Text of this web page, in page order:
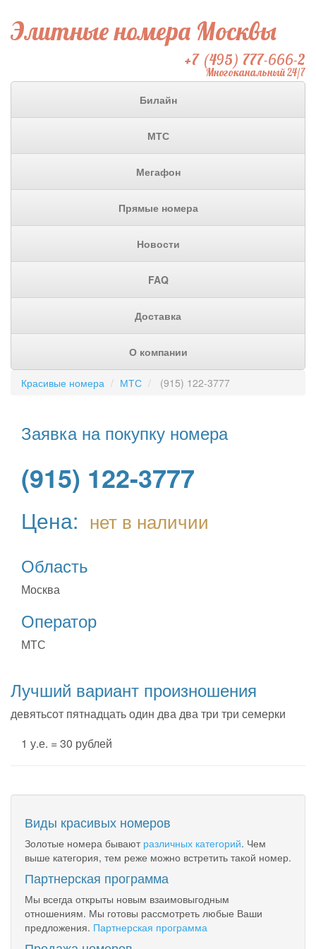
Элитные номера Москвы
+7 (495) 777-666-2
Многоканальный 24/7
Билайн
МТС
Мегафон
Прямые номера
Новости
FAQ
Доставка
О компании
Красивые номера МТС (915) 122-3777
Заявка на покупку номера
(915) 122-3777
Цена: нет в наличии
Область
Москва
Оператор
МТС
Лучший вариант произношения
девятьсот пятнадцать один два два три три семерки
1 у.е. = 30 рублей
Виды красивых номеров
Золотые номера бывают различных категорий. Чем
выше категория, тем реже можно встретить такой номер.
Партнерская программа
Мы всегда открыты новым взаимовыгодным
отношениям. Мы готовы рассмотреть любые Ваши
предложения. Партнерская программа